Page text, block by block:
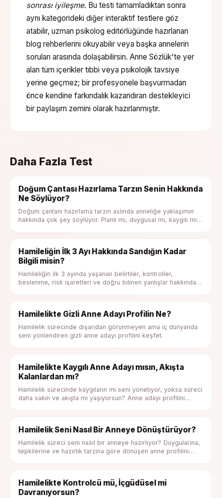
sonrası iyileşme. Bu testi tamamladıktan sonra
aynı kategorideki diğer interaktif testlere göz
atabilir, uzman psikolog editörlüğünde hazırlanan
blog rehberlerini okuyabilir veya başka annelerin
soruları arasında dolaşabilirsin. Anne Sözlük'te yer
alan tüm içerikler tıbbi veya psikolojik tavsiye
yerine geçmez; bir profesyonele başvurmadan
önce kendine farkındalık kazandıran destekleyici
bir paylaşım zemini olarak hazırlanmıştır.
Daha Fazla Test
Doğum Çantası Hazırlama Tarzın Senin Hakkında
Ne Söylüyor?
Doğum çantanı hazırlama tarzın aslında anneliğe yaklaşımın
hakkında çok şey söylüyor. Planlı mı, duygusal mı, kaygılı mı
Hamileliğin İlk 3 Ayı Hakkında Sandığın Kadar
Bilgili misin?
Hamileliğin ilk 3 ayında yaşanan belirtiler, kontroller,
beslenme, risk işaretleri ve doğru bilinen yanlışlar hakkında
Hamilelikte Gizli Anne Adayı Profilin Ne?
Hamilelik sürecinde dışarıdan görünmeyen ama iç dünyanda
seni yönlendiren gizli anne adayı profilini keşfet.
Hamilelikte Kaygılı Anne Adayı mısın, Akışta
Kalanlardan mı?
Hamilelik sürecinde kaygıların mı seni yönetiyor, yoksa süreci
daha sakin ve akışta mı yaşıyorsun? Anne adayı profilini
Hamilelik Seni Nasıl Bir Anneye Dönüştürüyor?
Hamilelik süreci seni nasıl bir anneye hazırlıyor? Duygularına,
tepkilerine ve hazırlık tarzına göre dönüşen anne profilini
Hamilelikte Kontrolcü mü, İçgüdüsel mi
Davranıyorsun?